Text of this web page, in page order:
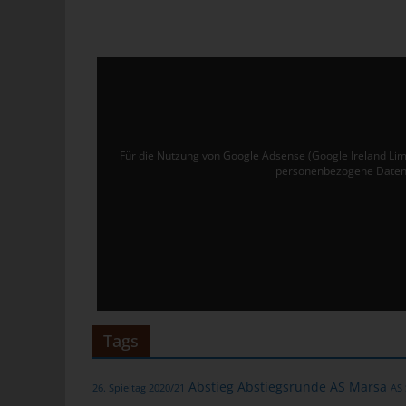
Für die Nutzung von Google Adsense (Google Ireland
personenbezogene
Tags
26. Spieltag 2020/21 Abstieg Abstiegsrunde AS Marsa